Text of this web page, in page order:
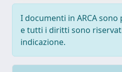
I documenti in ARCA
e tutti i diritti sono
indicazione.